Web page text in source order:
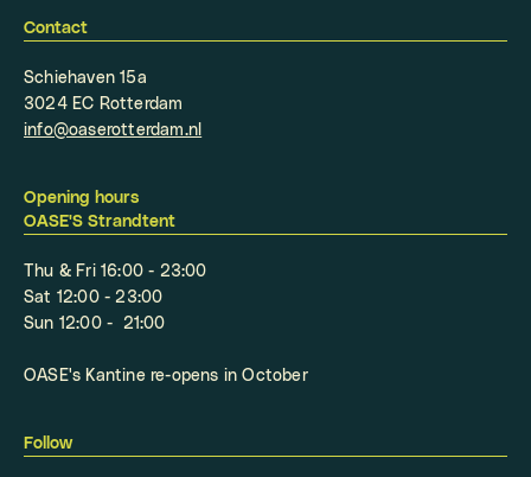
Contact
Schiehaven 15a
3024 EC Rotterdam
info@oaserotterdam.nl
Opening hours
OASE'S Strandtent
Thu & Fri 16:00 - 23:00
Sat 12:00 - 23:00
Sun 12:00 - 21:00
OASE's Kantine re-opens in October
Follow